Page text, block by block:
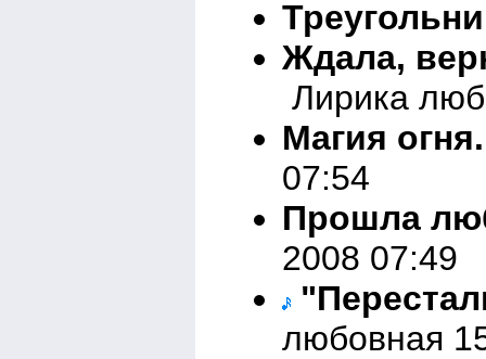
Ждала,
Лирика
Магия
07:54
Прошла
2008 07:49
любовная